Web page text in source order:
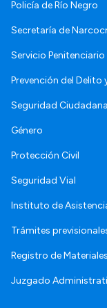
Policía de Río Negro
Secretaría de
Servicio Penitenciario
Prevención del
Seguridad Ciudadana
Género
Protección Civil
Seguridad Vial
Instituto de
Trámites
Registro de
Juzgado